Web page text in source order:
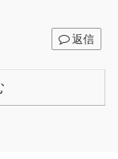
返信